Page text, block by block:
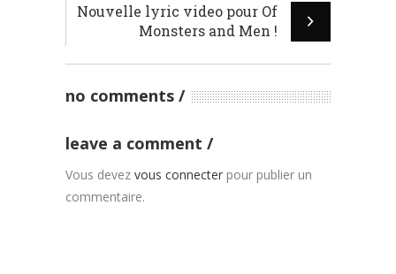
Nouvelle lyric video pour Of
Monsters and Men !
no comments
leave a comment
Vous devez vous connecter pour publier un
commentaire.